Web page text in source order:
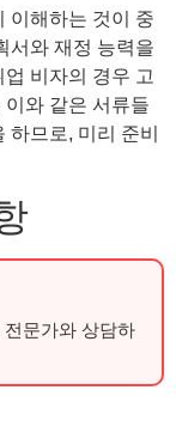
이해하는 것이 중
서와 재정 능력을
비자의 경우 고
와 같은 서류들
므로, 미리 준비
문가와 상담하